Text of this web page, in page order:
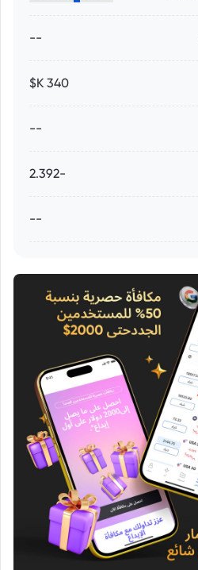
--
340 K$
--
-2.392
--